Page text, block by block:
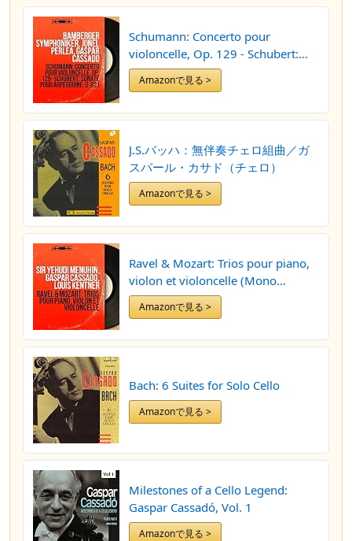
Schumann: Concerto pour
violoncelle, Op. 129 - Schubert:
Sonate pour arpeggione, D. 821
(Mono Version)
Amazonで見る >
J.S.バッハ：無伴奏チェロ組曲／ガ
スパール・カサド（チェロ）
Amazonで見る >
Ravel & Mozart: Trios pour piano,
violon et violoncelle (Mono
Version)
Amazonで見る >
Bach: 6 Suites for Solo Cello
Amazonで見る >
Milestones of a Cello Legend:
Gaspar Cassadó, Vol. 1
Amazonで見る >